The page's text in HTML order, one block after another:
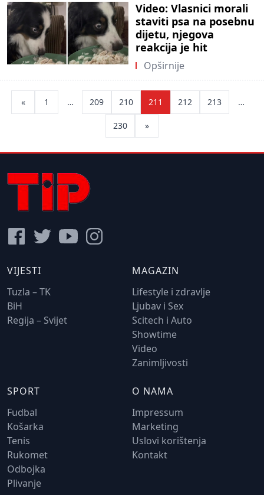
Video: Vlasnici morali
staviti psa na posebnu
dijetu, njegova
reakcija je hit
Opširnije
pagination
« 1 … 209 210 211 212 213 …
230 »
VIJESTI
Tuzla – TK
BiH
Regija – Svijet
MAGAZIN
Lifestyle i zdravlje
Ljubav i Sex
Scitech i Auto
Showtime
Video
Zanimljivosti
SPORT
Fudbal
Košarka
Tenis
Rukomet
Odbojka
Plivanje
O NAMA
Impressum
Marketing
Uslovi korištenja
Kontakt